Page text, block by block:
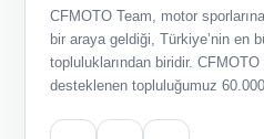
CFMOTO Team, motor
bir araya geldiği, Türkiye’nin en
topluluklarından biridir.
desteklenen topluluğumuz